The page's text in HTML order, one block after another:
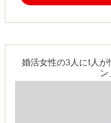
婚活女性の3人に1人
ン